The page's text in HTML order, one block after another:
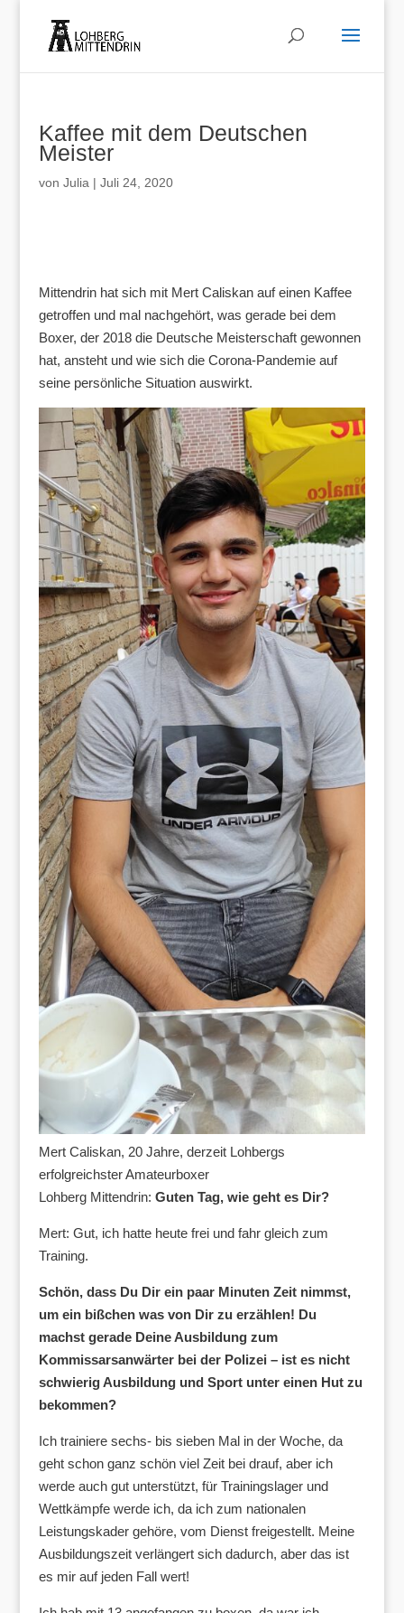
Kaffee mit dem Deutschen
Meister
von Julia | Juli 24, 2020
Mittendrin hat sich mit Mert Caliskan auf einen Kaffee
getroffen und mal nachgehört, was gerade bei dem
Boxer, der 2018 die Deutsche Meisterschaft gewonnen
hat, ansteht und wie sich die Corona-Pandemie auf
seine persönliche Situation auswirkt.
Mert Caliskan, 20 Jahre, derzeit Lohbergs
erfolgreichster Amateurboxer
Lohberg Mittendrin: Guten Tag, wie geht es Dir?
Mert: Gut, ich hatte heute frei und fahr gleich zum
Training.
Schön, dass Du Dir ein paar Minuten Zeit nimmst,
um ein bißchen was von Dir zu erzählen! Du
machst gerade Deine Ausbildung zum
Kommissarsanwärter bei der Polizei – ist es nicht
schwierig Ausbildung und Sport unter einen Hut zu
bekommen?
Ich trainiere sechs- bis sieben Mal in der Woche, da
geht schon ganz schön viel Zeit bei drauf, aber ich
werde auch gut unterstützt, für Trainingslager und
Wettkämpfe werde ich, da ich zum nationalen
Leistungskader gehöre, vom Dienst freigestellt. Meine
Ausbildungszeit verlängert sich dadurch, aber das ist
es mir auf jeden Fall wert!